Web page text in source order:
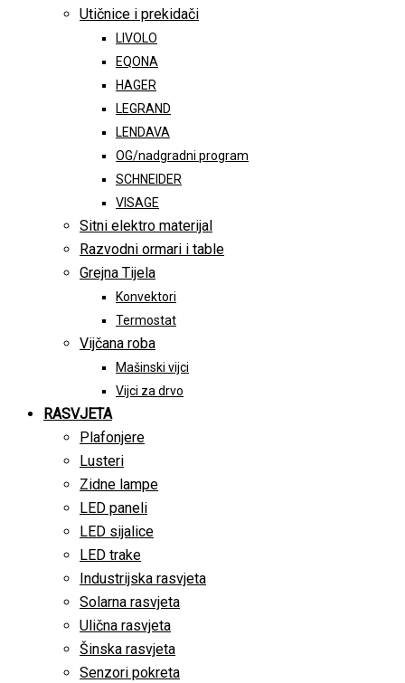
Utičnice i prekidači
LIVOLO
EQONA
HAGER
LEGRAND
LENDAVA
OG/nadgradni program
SCHNEIDER
VISAGE
Sitni elektro materijal
Razvodni ormari i table
Grejna Tijela
Konvektori
Termostat
Vijčana roba
Mašinski vijci
Vijci za drvo
RASVJETA
Plafonjere
Lusteri
Zidne lampe
LED paneli
LED sijalice
LED trake
Industrijska rasvjeta
Solarna rasvjeta
Ulična rasvjeta
Šinska rasvjeta
Senzori pokreta